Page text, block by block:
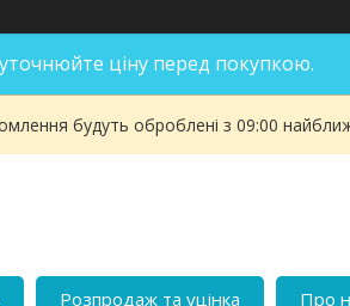
ціну перед покупкою.
будуть оброблені з 09:00
Розпродаж та уцінка Про